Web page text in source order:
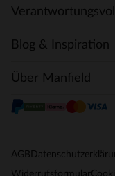
Blog & Inspiration
Über Manfield
AGB